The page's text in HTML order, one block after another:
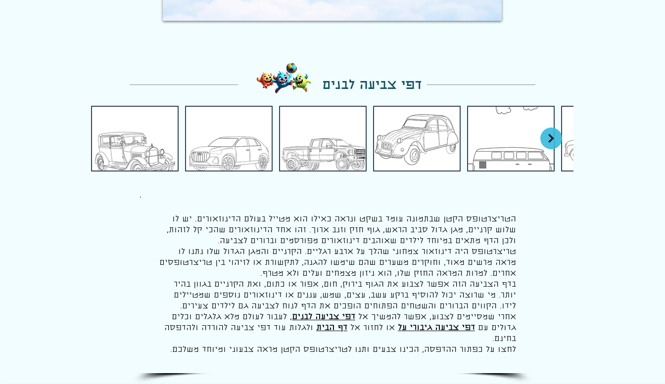
דפי צביעה לבנים
הטריצרטופס הקטן שבתמונה עומד בשקט ונראה כאילו הוא מטייל בעולם הדינוזאורים. יש לו
שלוש קרניים, מגן גדול סביב הראש, גוף חזק וזנב ארוך. זהו אחד הדינוזאורים שהכי קל לזהות,
ולכן הדף מתאים במיוחד לילדים שאוהבים דינוזאורים מפורסמים וברורים לצביעה.
טריצרטופס היה דינוזאור צמחוני שהלך על ארבע רגליים. הקרניים והמגן הגדול שלו נתנו לו
מראה מרשים מאוד, וחוקרים משערים שהם שימשו להגנה, לתקשורת או לזיהוי בין טריצרטופסים
אחרים. למרות המראה החזק שלו, הוא ניזון מצמחים ועלים ולא מטרף.
בדף הצביעה הזה אפשר לצבוע את הגוף בירוק, חום, אפור או כתום, ואת הקרניים בגוון בהיר
יותר. מי שרוצה יכול להוסיף ברקע עשב, עצים, שמש, עננים או דינוזאורים נוספים שמטיילים
לידו. הקווים הברורים והשטחים הפתוחים הופכים את הדף לנוח לצביעה גם לילדים צעירים.
אחרי שמסיימים לצבוע, אפשר להמשיך אל דפי צביעה לבנים, לעבור לעולם מלא גלגלים וכלים
גדולים עם דפי צביעה גיבורי על או לחזור אל דף הבית ולגלות עוד דפי צביעה להורדה ולהדפסה
בחינם.
לחצו על כפתור ההדפסה, הכינו צבעים ותנו לטריצרטופס הקטן מראה צבעוני ומיוחד משלכם.